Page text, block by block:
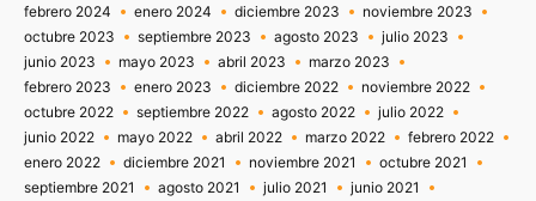
febrero 2024
enero 2024 diciembre 2023
noviembre 2023
octubre 2023
septiembre 2023 agosto 2023
julio 2023
junio 2023
mayo 2023 abril 2023
marzo 2023
febrero 2023
enero 2023 diciembre 2022
noviembre 2022
octubre 2022
septiembre 2022 agosto 2022
julio 2022
junio 2022
mayo 2022 abril 2022 marzo 2022
febrero 2022
enero 2022
diciembre 2021 noviembre 2021
octubre 2021
septiembre 2021
agosto 2021 julio 2021
junio 2021